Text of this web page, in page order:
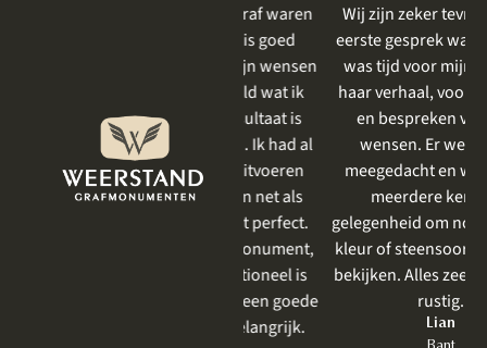
mooi vind. Het resultaat is
prachtig geworden . Ik had al
eerder iets laten uitvoeren
door Weerstand en net als
Wij zijn zeker tevreden. Het
eerste gesprek was rustig, er
was tijd voor mijn moeder,
haar verhaal, voor het delen
en bespreken van onze
wensen. Er werd goed
meegedacht en we kregen
meerdere keren de
gelegenheid om nog even een
kleur of steensoort te komen
bekijken. Alles zeer prettig en